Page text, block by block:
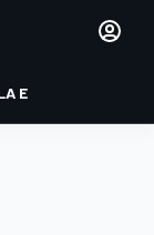
E